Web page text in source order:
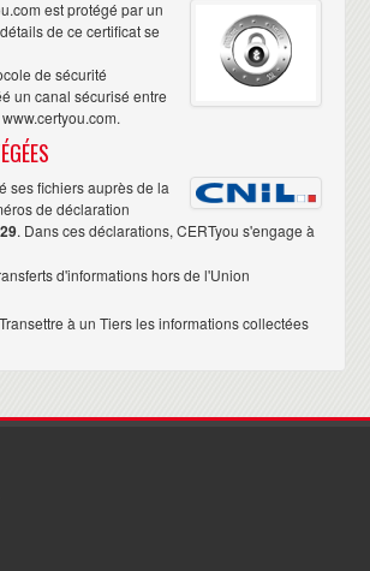
est protégé par un
de ce certificat se
de sécurité
un canal sécurisé entre
ses fichiers auprès de la
de déclaration
. Dans ces déclarations, CERTyou s'engage à
d'informations hors de l'Union
à un Tiers les informations collectées